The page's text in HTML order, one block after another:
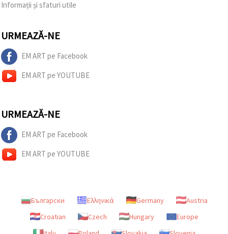
Informații și sfaturi utile
URMEAZĂ-NE
EM ART pe Facebook
EM ART pe YOUTUBE
URMEAZĂ-NE
EM ART pe Facebook
EM ART pe YOUTUBE
Български Ελληνικά Germany
Austria
Croatian
Czech Hungary
Europe